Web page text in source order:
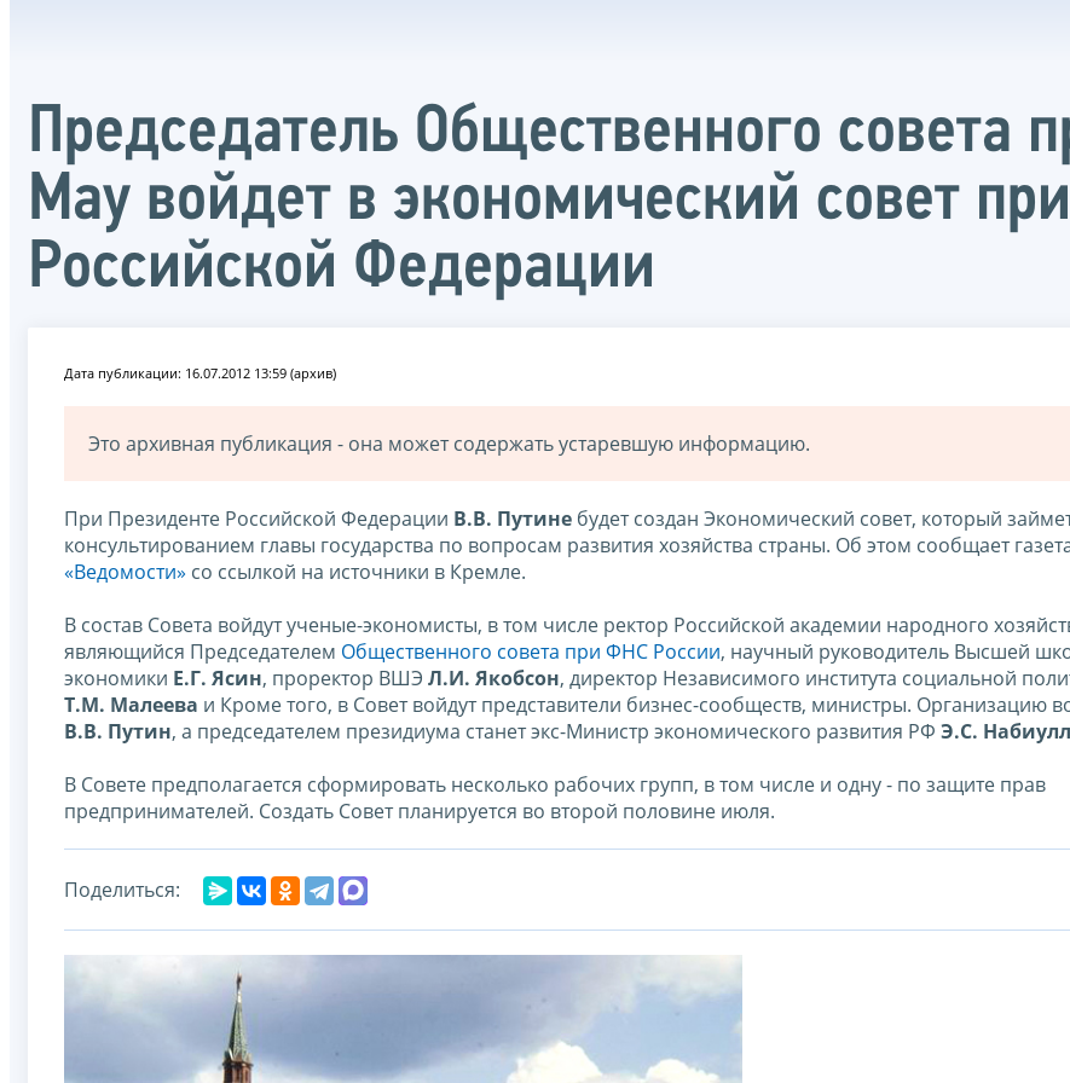
Председатель Общественного совета
Мау войдет в экономический совет
Российской Федерации
Дата публикации: 16.07.2012 13:59 (архив)
Это архивная публикация - она может содержать устаревшую информацию.
При Президенте Российской Федерации В.В. Путине будет создан Экономический совет, который
консультированием главы государства по вопросам развития хозяйства страны. Об этом сообщает
«Ведомости» со ссылкой на источники в Кремле.
В состав Совета войдут ученые-экономисты, в том числе ректор Российской академии народного
являющийся Председателем Общественного совета при ФНС России, научный руководитель Высшей
экономики Е.Г. Ясин, проректор ВШЭ Л.И. Якобсон, директор Независимого института социальной
Т.М. Малеева и Кроме того, в Совет войдут представители бизнес-сообществ, министры. Организацию
В.В. Путин, а председателем президиума станет экс-Министр экономического развития РФ Э.С.
В Совете предполагается сформировать несколько рабочих групп, в том числе и одну - по защите прав
предпринимателей. Создать Совет планируется во второй половине июля.
Поделиться: